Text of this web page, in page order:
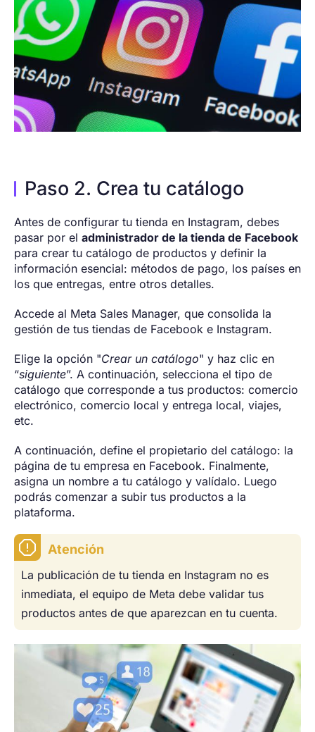
Paso 2. Crea tu catálogo
Antes de configurar tu tienda en Instagram, debes
pasar por el administrador de la tienda de Facebook
para crear tu catálogo de productos y definir la
información esencial: métodos de pago, los países en
los que entregas, entre otros detalles.
Accede al Meta Sales Manager, que consolida la
gestión de tus tiendas de Facebook e Instagram.
Elige la opción "Crear un catálogo" y haz clic en
“siguiente”. A continuación, selecciona el tipo de
catálogo que corresponde a tus productos: comercio
electrónico, comercio local y entrega local, viajes,
etc.
A continuación, define el propietario del catálogo: la
página de tu empresa en Facebook. Finalmente,
asigna un nombre a tu catálogo y valídalo. Luego
podrás comenzar a subir tus productos a la
plataforma.
Atención
La publicación de tu tienda en Instagram no es
inmediata, el equipo de Meta debe validar tus
productos antes de que aparezcan en tu cuenta.